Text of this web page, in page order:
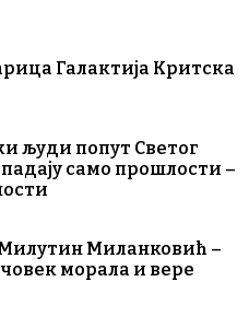
Галактија Критска
људи попут Светог
само прошлости –
Миланковић –
морала и вере